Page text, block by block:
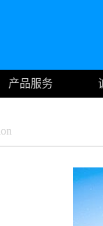
产品服务